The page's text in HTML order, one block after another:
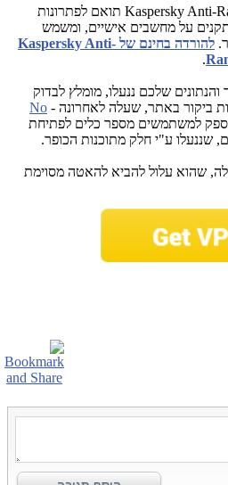
Kaspersky Anti- תואם לפתרונות
על מחשבים אישיים, ומשמש
להורדה בחינם של Kaspersky Anti-
.
שלכם ננעלו, מומלץ לבדוק
ביקור באתר, שעלה לאחרונה - No
למשתמשים מספר כלים לפתיחת
שננעלו ע"י חלק מתוכנות הכופר.
שהוא עלול להביא להאטה מסוימת